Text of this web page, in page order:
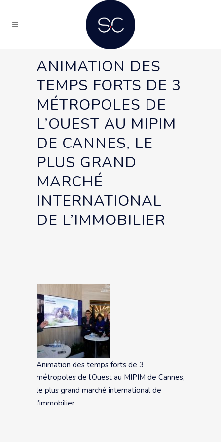
ANIMATION DES
TEMPS FORTS DE 3
MÉTROPOLES DE
L’OUEST AU MIPIM
DE CANNES, LE
PLUS GRAND
MARCHÉ
INTERNATIONAL
DE L’IMMOBILIER
Animation des temps forts de 3
métropoles de l’Ouest au MIPIM de Cannes,
le plus grand marché international de
l’immobilier.